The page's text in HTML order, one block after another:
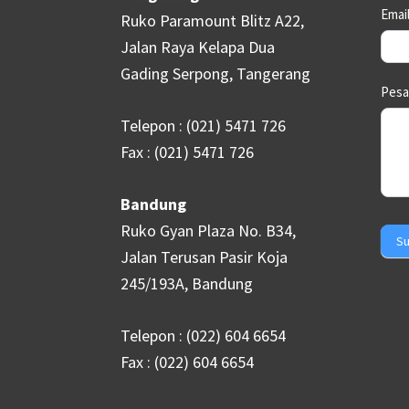
Ruko Paramount Blitz A22,
Jalan Raya Kelapa Dua
Gading Serpong, Tangerang
Telepon : (021) 5471 726
Fax : (021) 5471 726
Bandung
Ruko Gyan Plaza No. B34,
Jalan Terusan Pasir Koja
245/193A, Bandung
Telepon : (022) 604 6654
Fax : (022) 604 6654
Email